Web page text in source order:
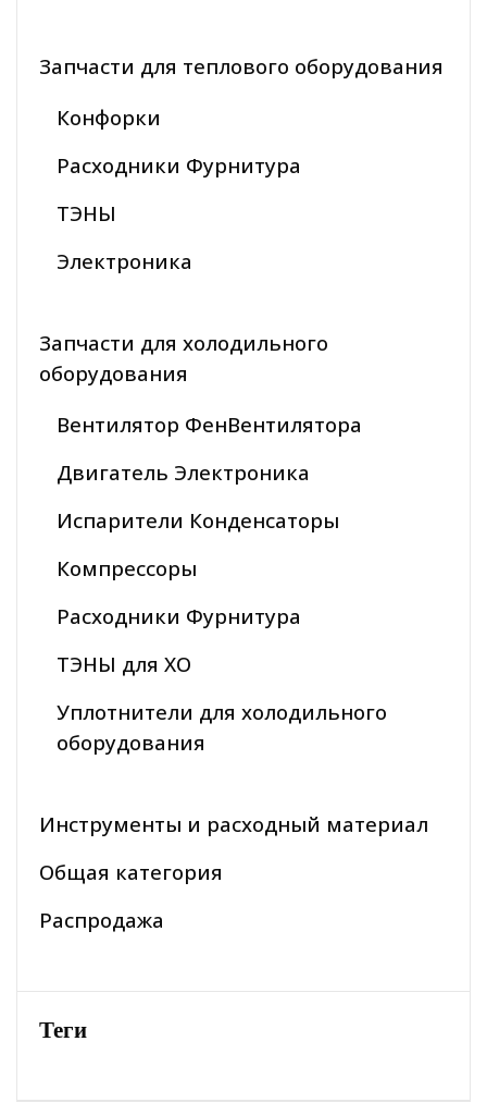
Запчасти для теплового оборудования
Конфорки
Расходники Фурнитура
ТЭНЫ
Электроника
Запчасти для холодильного
оборудования
Вентилятор ФенВентилятора
Двигатель Электроника
Испарители Конденсаторы
Компрессоры
Расходники Фурнитура
ТЭНЫ для ХО
Уплотнители для холодильного
оборудования
Инструменты и расходный материал
Общая категория
Распродажа
Теги